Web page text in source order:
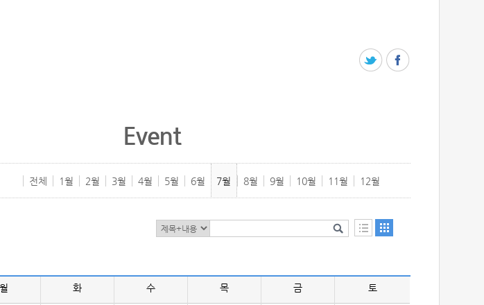
Event
전체 1월 2월 3월 4월 5월 6월 7월 8월 9월 10월 11월 12월
월 화 수 목 금 토